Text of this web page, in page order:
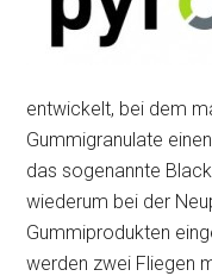
entwickelt, bei dem
Gummigranulate
das sogenannte
wiederum bei der
Gummiprodukten
werden zwei Fliegen